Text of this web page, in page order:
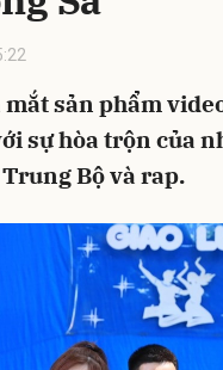
mắt sản phẩm
sự hòa trộn của
Bộ và rap.